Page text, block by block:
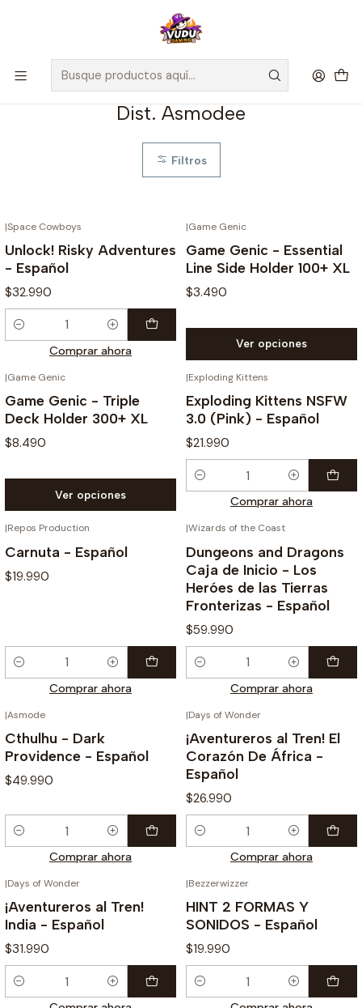
🚀 ¡Despachamos a todo Chile! Envío GRATIS a Regiones sobre
$100.000 y a RM sobre $35.000
Inicio Dist. Asmodee
Dist. Asmodee
Filtros
|Space Cowboys
Unlock! Risky Adventures
- Español
$32.990
Cantidad
Comprar ahora
|Game Genic
Game Genic - Essential
Line Side Holder 100+ XL
$3.490
Ver opciones
|Game Genic
Game Genic - Triple
Deck Holder 300+ XL
$8.490
Ver opciones
|Exploding Kittens
Exploding Kittens NSFW
3.0 (Pink) - Español
$21.990
Cantidad
Comprar ahora
|Repos Production
Carnuta - Español
$19.990
Cantidad
Comprar ahora
|Wizards of the Coast
Dungeons and Dragons
Caja de Inicio - Los
Heróes de las Tierras
Fronterizas - Español
$59.990
Cantidad
Comprar ahora
|Asmode
Cthulhu - Dark
Providence - Español
$49.990
Cantidad
Comprar ahora
|Days of Wonder
¡Aventureros al Tren! El
Corazón De África -
Español
$26.990
Cantidad
Comprar ahora
|Days of Wonder
¡Aventureros al Tren!
India - Español
$31.990
Cantidad
|Bezzerwizzer
HINT 2 FORMAS Y
SONIDOS - Español
$19.990
Cantidad